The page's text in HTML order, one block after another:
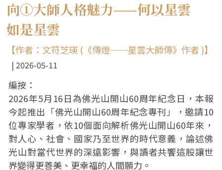
向①大師人格魅力——何以星雲
如是星雲
【作者：文符芝瑛 (《傳燈──星雲大師傳》作者 )】
2026-05-11
編按：
2026年5月16日為佛光山開山60周年紀念日，本報
今起推出「佛光山開山60周年紀念專刊」，邀請10
位專家學者，依10個面向解析佛光山開山60年來，
對人心、社會、國家乃至世界的時代意義，論述佛
光山對當代世界的深遠影響，與讀者共饗這股讓世
界變得更善美、更幸福的人間願力。